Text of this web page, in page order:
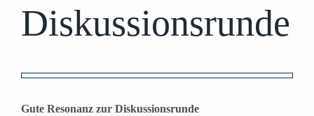
Diskussionsrunde
grösseres
Gute Resonanz zur Diskussionsrunde